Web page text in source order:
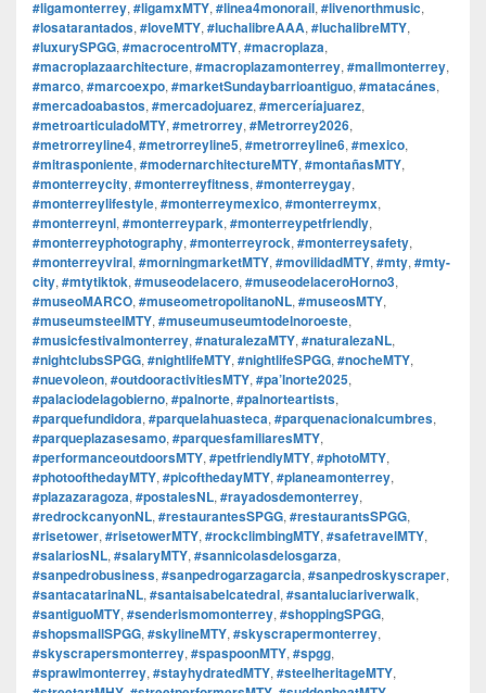
#ligamonterrey, #ligamxMTY, #linea4monorail, #livenorthmusic,
#losatarantados, #loveMTY, #luchalibreAAA, #luchalibreMTY,
#luxurySPGG, #macrocentroMTY, #macroplaza,
#macroplazaarchitecture, #macroplazamonterrey, #mallmonterrey,
#marco, #marcoexpo, #marketSundaybarrioantiguo, #matacánes,
#mercadoabastos, #mercadojuarez, #merceríajuarez,
#metroarticuladoMTY, #metrorrey, #Metrorrey2026,
#metrorreyline4, #metrorreyline5, #metrorreyline6, #mexico,
#mitrasponiente, #modernarchitectureMTY, #montañasMTY,
#monterreycity, #monterreyfitness, #monterreygay,
#monterreylifestyle, #monterreymexico, #monterreymx,
#monterreynl, #monterreypark, #monterreypetfriendly,
#monterreyphotography, #monterreyrock, #monterreysafety,
#monterreyviral, #morningmarketMTY, #movilidadMTY, #mty, #mty-
city, #mtytiktok, #museodelacero, #museodelaceroHorno3,
#museoMARCO, #museometropolitanoNL, #museosMTY,
#museumsteelMTY, #museumuseumtodelnoroeste,
#musicfestivalmonterrey, #naturalezaMTY, #naturalezaNL,
#nightclubsSPGG, #nightlifeMTY, #nightlifeSPGG, #nocheMTY,
#nuevoleon, #outdooractivitiesMTY, #pa’lnorte2025,
#palaciodelagobierno, #palnorte, #palnorteartists,
#parquefundidora, #parquelahuasteca, #parquenacionalcumbres,
#parqueplazasesamo, #parquesfamiliaresMTY,
#performanceoutdoorsMTY, #petfriendlyMTY, #photoMTY,
#photoofthedayMTY, #picofthedayMTY, #planeamonterrey,
#plazazaragoza, #postalesNL, #rayadosdemonterrey,
#redrockcanyonNL, #restaurantesSPGG, #restaurantsSPGG,
#risetower, #risetowerMTY, #rockclimbingMTY, #safetravelMTY,
#salariosNL, #salaryMTY, #sannicolasdelosgarza,
#sanpedrobusiness, #sanpedrogarzagarcia, #sanpedroskyscraper,
#santacatarinaNL, #santaisabelcatedral, #santaluciariverwalk,
#santiguoMTY, #senderismomonterrey, #shoppingSPGG,
#shopsmallSPGG, #skylineMTY, #skyscrapermonterrey,
#skyscrapersmonterrey, #spaspoonMTY, #spgg,
#sprawlmonterrey, #stayhydratedMTY, #steelheritageMTY,